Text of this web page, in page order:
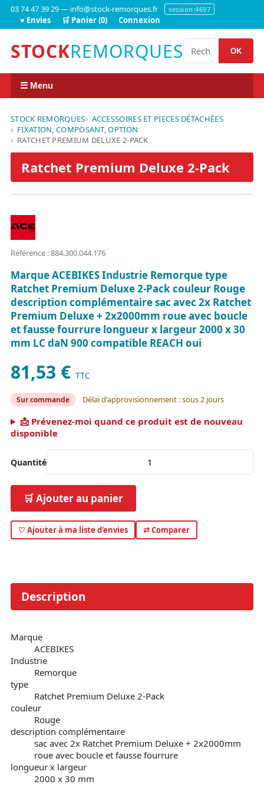
03 74 47 39 29 — info@stock-remorques.fr session:4697
♥ Envies 🛒 Panier (0) Connexion
STOCKREMORQUES OK
☰ Menu
STOCK REMORQUES
ACCESSOIRES ET PIECES DÉTACHÉES
FIXATION, COMPOSANT, OPTION
RATCHET PREMIUM DELUXE 2-PACK
Ratchet Premium Deluxe 2-Pack
Référence : 884.300.044.176
Marque ACEBIKES Industrie Remorque type
Ratchet Premium Deluxe 2-Pack couleur Rouge
description complémentaire sac avec 2x Ratchet
Premium Deluxe + 2x2000mm roue avec boucle
et fausse fourrure longueur x largeur 2000 x 30
mm LC daN 900 compatible REACH oui
81,53 € TTC
Sur commande Délai d'approvisionnement : sous 2 jours
📩 Prévenez-moi quand ce produit est de nouveau
disponible
Quantité
🛒 Ajouter au panier
♡ Ajouter à ma liste d'envies ⇄ Comparer
Description
Marque
ACEBIKES
Industrie
Remorque
type
Ratchet Premium Deluxe 2-Pack
couleur
Rouge
description complémentaire
sac avec 2x Ratchet Premium Deluxe + 2x2000mm
roue avec boucle et fausse fourrure
longueur x largeur
2000 x 30 mm